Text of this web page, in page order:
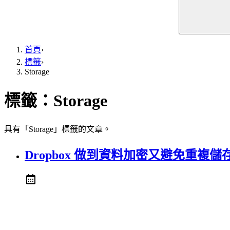
首頁›
標籤›
Storage
標籤： Storage
具有「Storage」標籤的文章。
Dropbox 做到資料加密又避免重複儲